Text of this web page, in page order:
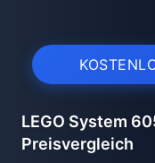
LEGO System
Preisvergleich